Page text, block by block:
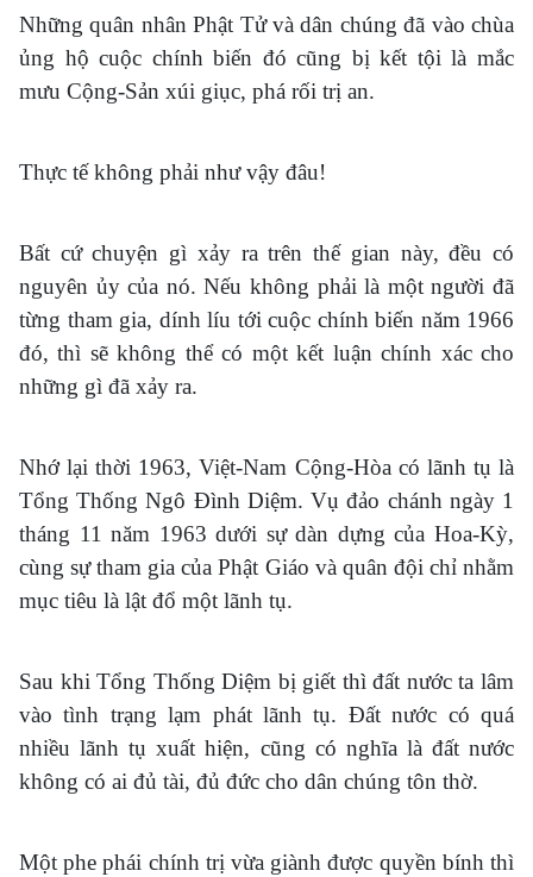
Những quân nhân Phật Tử và dân chúng đã vào chùa
ủng hộ cuộc chính biến đó cũng bị kết tội là mắc
mưu Cộng-Sản xúi giục, phá rối trị an.
Thực tế không phải như vậy đâu!
Bất cứ chuyện gì xảy ra trên thế gian này, đều có
nguyên ủy của nó. Nếu không phải là một người đã
từng tham gia, dính líu tới cuộc chính biến năm 1966
đó, thì sẽ không thể có một kết luận chính xác cho
những gì đã xảy ra.
Nhớ lại thời 1963, Việt-Nam Cộng-Hòa có lãnh tụ là
Tổng Thống Ngô Đình Diệm. Vụ đảo chánh ngày 1
tháng 11 năm 1963 dưới sự dàn dựng của Hoa-Kỳ,
cùng sự tham gia của Phật Giáo và quân đội chỉ nhằm
mục tiêu là lật đổ một lãnh tụ.
Sau khi Tổng Thống Diệm bị giết thì đất nước ta lâm
vào tình trạng lạm phát lãnh tụ. Đất nước có quá
nhiều lãnh tụ xuất hiện, cũng có nghĩa là đất nước
không có ai đủ tài, đủ đức cho dân chúng tôn thờ.
Một phe phái chính trị vừa giành được quyền bính thì